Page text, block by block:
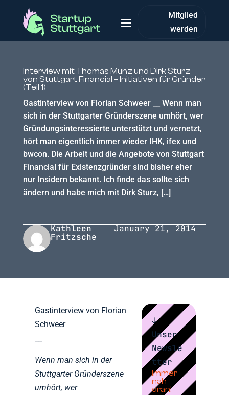
Mitglied
werden
Interview mit Thomas Munz und Dirk Sturz
von Stuttgart Financial – Initiativen für Gründer
(Teil 1)
Gastinterview von Florian Schweer __ Wenn man
sich in der Stuttgarter Gründerszene umhört, wer
Gründungsinteressierte unterstützt und vernetzt,
hört man eigentlich immer wieder IHK, ifex und
bwcon. Die Arbeit und die Angebote von Stuttgart
Financial für Existenzgründer sind bisher eher
nur Insidern bekannt. Ich finde das sollte sich
ändern und habe mich mit Dirk Sturz, […]
Kathleen
Fritzsche
January 21, 2014
Gastinterview von Florian
Schweer
Wenn man sich in der
Stuttgarter Gründerszene
umhört, wer
↓
Unser
Newsle
tter
Immer
nah
dran!